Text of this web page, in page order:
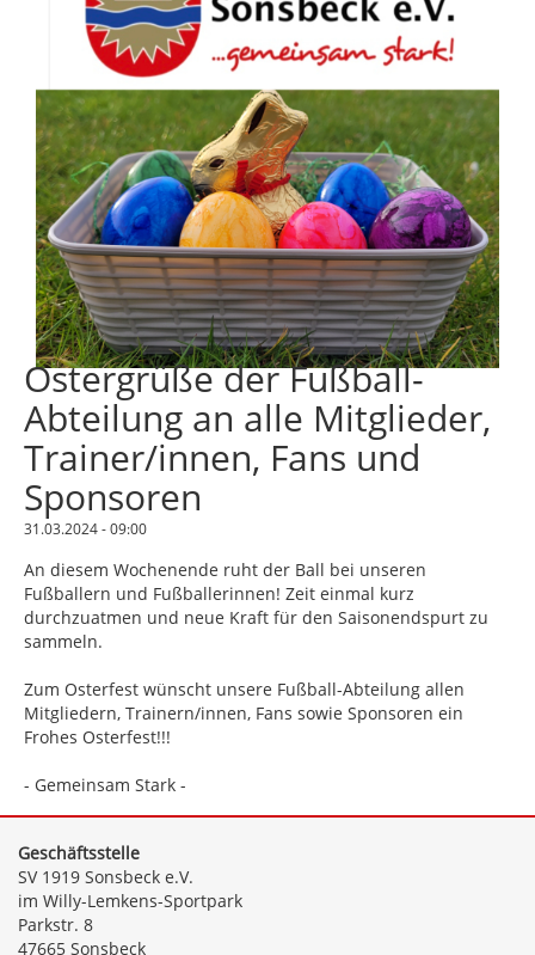
Ostergrüße der Fußball-
Abteilung an alle Mitglieder,
Trainer/innen, Fans und
Sponsoren
31.03.2024 - 09:00
An diesem Wochenende ruht der Ball bei unseren
Fußballern und Fußballerinnen! Zeit einmal kurz
durchzuatmen und neue Kraft für den Saisonendspurt zu
sammeln.
Zum Osterfest wünscht unsere Fußball-Abteilung allen
Mitgliedern, Trainern/innen, Fans sowie Sponsoren ein
Frohes Osterfest!!!
- Gemeinsam Stark -
Geschäftsstelle
SV 1919 Sonsbeck e.V.
im Willy-Lemkens-Sportpark
Parkstr. 8
47665 Sonsbeck